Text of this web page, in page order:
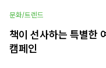
문화/트렌드
책이 선사하는 특별한
캠페인